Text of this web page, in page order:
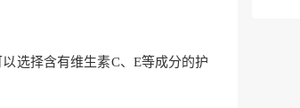
选择含有维生素C、E等成分的护